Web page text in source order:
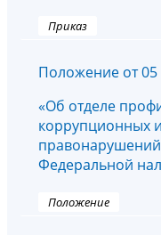
Приказ
Положение от 05
«Об отделе
коррупционных
Федеральной
Положение